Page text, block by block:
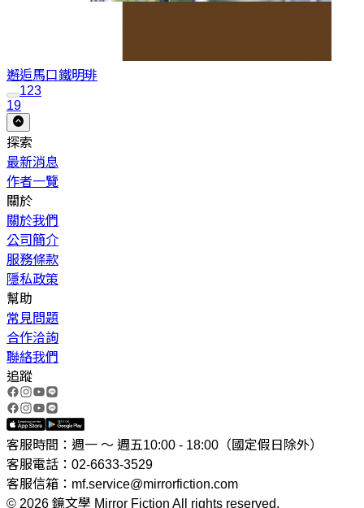
邂逅馬口鐵明琲
123
19
探索
最新消息
作者一覽
關於
關於我們
公司簡介
服務條款
隱私政策
幫助
常見問題
合作洽詢
聯絡我們
追蹤
客服時間：週一 ～ 週五10:00 - 18:00（國定假日除外）
客服電話：02-6633-3529
客服信箱：mf.service@mirrorfiction.com
© 2026 鏡文學 Mirror Fiction All rights reserved.